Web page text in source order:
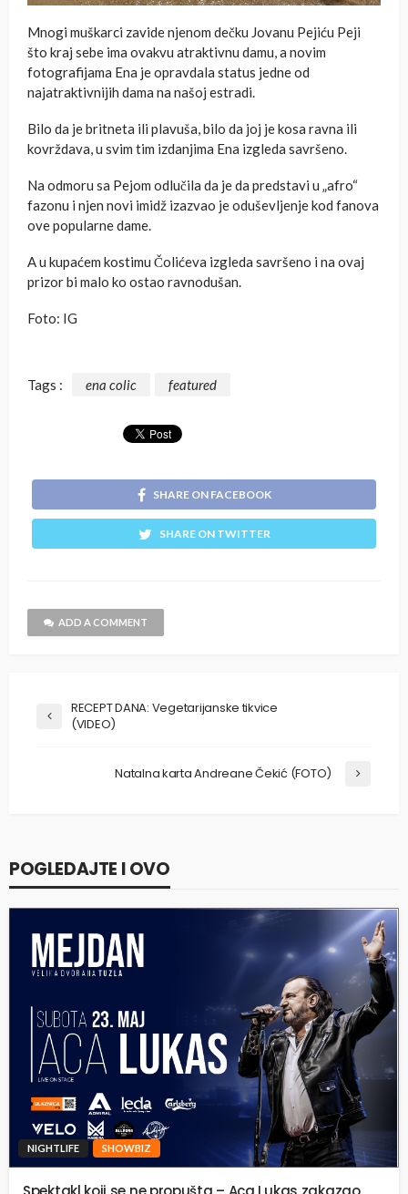
Mnogi muškarci zavide njenom dečku Jovanu Pejiću Peji
što kraj sebe ima ovakvu atraktivnu damu, a novim
fotografijama Ena je opravdala status jedne od
najatraktivnijih dama na našoj estradi.
Bilo da je britneta ili plavuša, bilo da joj je kosa ravna ili
kovrždava, u svim tim izdanjima Ena izgleda savršeno.
Na odmoru sa Pejom odlučila da je da predstavi u „afro“
fazonu i njen novi imidž izazvao je oduševljenje kod fanova
ove popularne dame.
A u kupaćem kostimu Čolićeva izgleda savršeno i na ovaj
prizor bi malo ko ostao ravnodušan.
Foto: IG
Tags : ena colic featured
SHARE ON FACEBOOK
SHARE ON TWITTER
ADD A COMMENT
RECEPT DANA: Vegetarijanske tikvice
(VIDEO)
Natalna karta Andreane Čekić (FOTO)
POGLEDAJTE I OVO
NIGHTLIFE SHOWBIZ